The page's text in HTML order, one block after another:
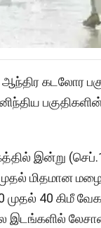
ஆந்திர கடலோர
இன்று
மிதமான
40 கிமீ
இடங்களில்